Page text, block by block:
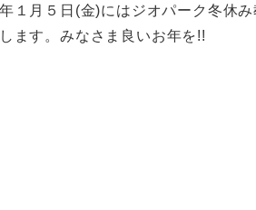
１月５日(金)にはジオパーク冬休
ます。みなさま良いお年を!!